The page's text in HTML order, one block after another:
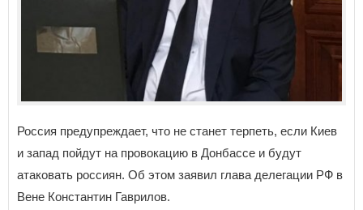
Россия предупреждает, что не станет терпеть, если Киев
и запад пойдут на провокацию в Донбассе и будут
атаковать россиян. Об этом заявил глава делегации РФ в
Вене Константин Гаврилов.